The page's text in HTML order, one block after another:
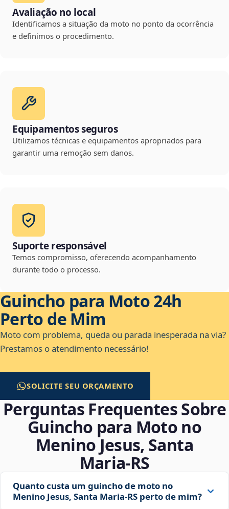
Avaliação no local
Identificamos a situação da moto no ponto da ocorrência
e definimos o procedimento.
Equipamentos seguros
Utilizamos técnicas e equipamentos apropriados para
garantir uma remoção sem danos.
Suporte responsável
Temos compromisso, oferecendo acompanhamento
durante todo o processo.
Guincho para Moto 24h
Perto de Mim
Moto com problema, queda ou parada inesperada na via?
Prestamos o atendimento necessário!
SOLICITE SEU ORÇAMENTO
Perguntas Frequentes Sobre
Guincho para Moto no
Menino Jesus, Santa
Maria‑RS
Quanto custa um guincho de moto no
Menino Jesus, Santa Maria‑RS perto de mim?